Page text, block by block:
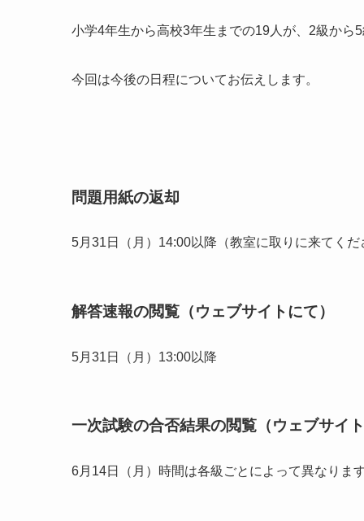
小学4年生から高校3年生までの19人が、2級から5
今回は今後の日程についてお伝えします。
問題用紙の返却
5月31日（月）14:00以降（教室に取りに来てくだ
解答速報の閲覧（ウェブサイトにて）
5月31日（月）13:00以降
一次試験の合否結果の閲覧（ウェブサイト
6月14日（月）時間は各級ごとによって異なりま